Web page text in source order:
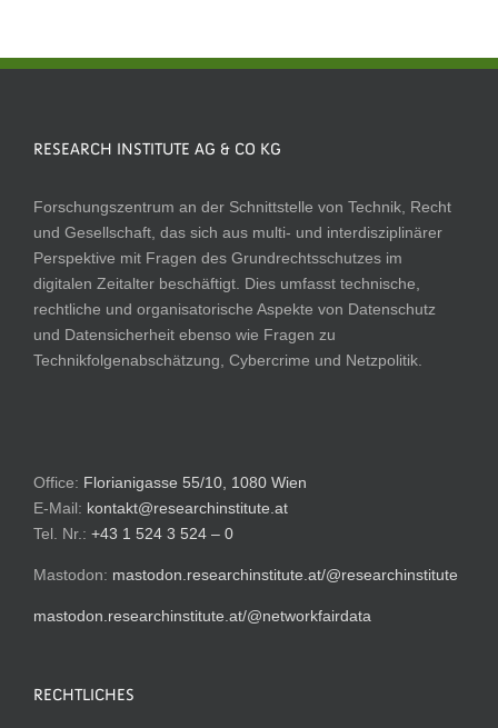
RESEARCH INSTITUTE AG & CO KG
Forschungszentrum an der Schnittstelle von Technik, Recht
und Gesellschaft, das sich aus multi- und interdisziplinärer
Perspektive mit Fragen des Grundrechtsschutzes im
digitalen Zeitalter beschäftigt. Dies umfasst technische,
rechtliche und organisatorische Aspekte von Datenschutz
und Datensicherheit ebenso wie Fragen zu
Technikfolgenabschätzung, Cybercrime und Netzpolitik.
Office: Florianigasse 55/10, 1080 Wien
E-Mail: kontakt@researchinstitute.at
Tel. Nr.: +43 1 524 3 524 – 0
Mastodon: mastodon.researchinstitute.at/@researchinstitute
mastodon.researchinstitute.at/@networkfairdata
RECHTLICHES